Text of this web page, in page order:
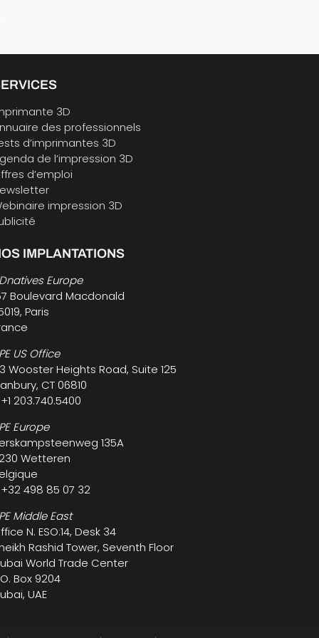
3D
des professionnels
d’imprimantes 3D
de l’impression 3D
d’emploi
impression 3D
IMPLANTATIONS
Europe
Boulevard Macdonald
Paris
US Office
Wooster Heights Road, Suite 125
CT 06810
203.740.5400
Europe
135A
Wetteren
+32 498 85 07 32
Middle East
N. ESO:14, Desk 34
Rashid Tower, Seventh Floor
World Trade Center
Box 9204
UAE